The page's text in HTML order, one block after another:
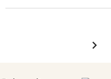
chevron_right